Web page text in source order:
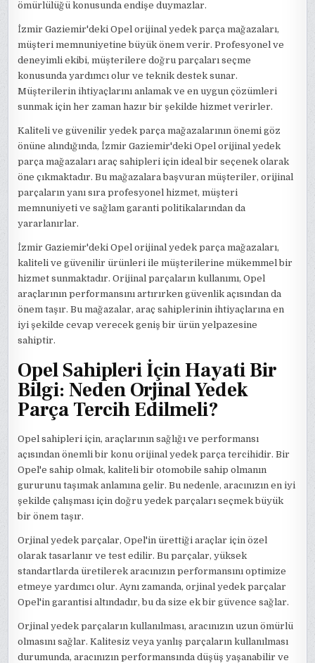
ömürlülüğü konusunda endişe duymazlar.
İzmir Gaziemir'deki Opel orijinal yedek parça mağazaları,
müşteri memnuniyetine büyük önem verir. Profesyonel ve
deneyimli ekibi, müşterilere doğru parçaları seçme
konusunda yardımcı olur ve teknik destek sunar.
Müşterilerin ihtiyaçlarını anlamak ve en uygun çözümleri
sunmak için her zaman hazır bir şekilde hizmet verirler.
Kaliteli ve güvenilir yedek parça mağazalarının önemi göz
önüne alındığında, İzmir Gaziemir'deki Opel orijinal yedek
parça mağazaları araç sahipleri için ideal bir seçenek olarak
öne çıkmaktadır. Bu mağazalara başvuran müşteriler, orijinal
parçaların yanı sıra profesyonel hizmet, müşteri
memnuniyeti ve sağlam garanti politikalarından da
yararlanırlar.
İzmir Gaziemir'deki Opel orijinal yedek parça mağazaları,
kaliteli ve güvenilir ürünleri ile müşterilerine mükemmel bir
hizmet sunmaktadır. Orijinal parçaların kullanımı, Opel
araçlarının performansını artırırken güvenlik açısından da
önem taşır. Bu mağazalar, araç sahiplerinin ihtiyaçlarına en
iyi şekilde cevap verecek geniş bir ürün yelpazesine
sahiptir.
Opel Sahipleri İçin Hayati Bir
Bilgi: Neden Orjinal Yedek
Parça Tercih Edilmeli?
Opel sahipleri için, araçlarının sağlığı ve performansı
açısından önemli bir konu orijinal yedek parça tercihidir. Bir
Opel'e sahip olmak, kaliteli bir otomobile sahip olmanın
gururunu taşımak anlamına gelir. Bu nedenle, aracınızın en iyi
şekilde çalışması için doğru yedek parçaları seçmek büyük
bir önem taşır.
Orjinal yedek parçalar, Opel'in ürettiği araçlar için özel
olarak tasarlanır ve test edilir. Bu parçalar, yüksek
standartlarda üretilerek aracınızın performansını optimize
etmeye yardımcı olur. Aynı zamanda, orjinal yedek parçalar
Opel'in garantisi altındadır, bu da size ek bir güvence sağlar.
Orjinal yedek parçaların kullanılması, aracınızın uzun ömürlü
olmasını sağlar. Kalitesiz veya yanlış parçaların kullanılması
durumunda, aracınızın performansında düşüş yaşanabilir ve